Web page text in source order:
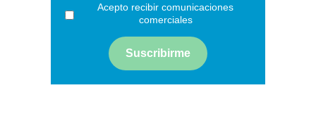
Acepto recibir comunicaciones
comerciales